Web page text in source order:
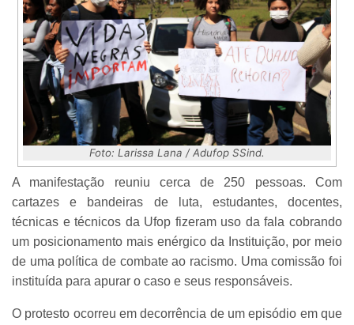
Foto: Larissa Lana / Adufop SSind.
A manifestação reuniu cerca de 250 pessoas. Com
cartazes e bandeiras de luta, estudantes, docentes,
técnicas e técnicos da Ufop fizeram uso da fala cobrando
um posicionamento mais enérgico da Instituição, por meio
de uma política de combate ao racismo. Uma comissão foi
instituída para apurar o caso e seus responsáveis.
O protesto ocorreu em decorrência de um episódio em que